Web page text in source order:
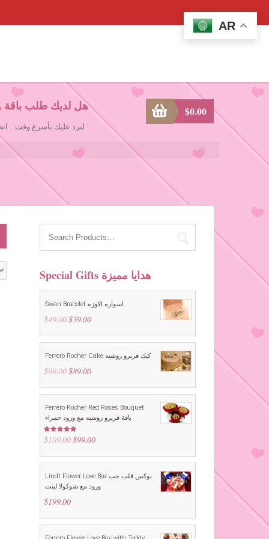
هل لديك طلب باقة
لنرد عليك بأسرع وقت...
$0.00
Special Gifts هدايا مميزة
Swan Bracelet اسواره الاوزه
$49.00 Original
was:
$39.00Current
is:
Ferrero Rocher Cake كيك فريرو روشيه
$99.00 Original
was:
$89.00Current
is:
Ferrero Rocher Red Roses Bouquet
باقة فريرو روشيه مع ورود حمراء
Rated 5.00
out of 5
$109.00 Original
was:
$99.00Current
is:
Lindt Flower Love Box بوكس قلب حب
ورود مع شوكولا لينت
$199.00
AR